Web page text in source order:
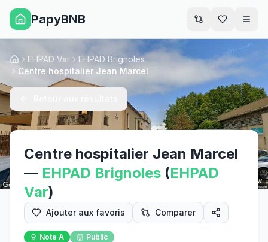
PapyBNB
Street View
AccueilEHPAD Var
EHPAD Brignoles
Centre hospitalier Jean Marcel
Centre hospitalier Jean Marcel
— EHPAD Brignoles (EHPAD
Var)
Ajouter aux favoris Comparer
Note A Public